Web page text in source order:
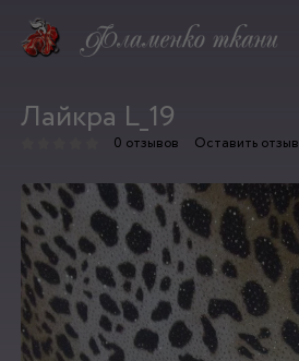
Лайкра L_19
0 отзывов Оставить отзыв